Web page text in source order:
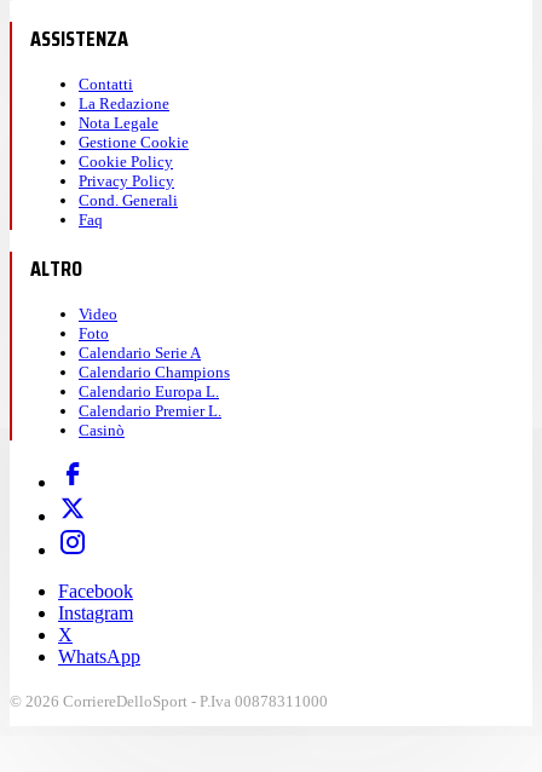
ASSISTENZA
Contatti
La Redazione
Nota Legale
Gestione Cookie
Cookie Policy
Privacy Policy
Cond. Generali
Faq
ALTRO
Video
Foto
Calendario Serie A
Calendario Champions
Calendario Europa L.
Calendario Premier L.
Casinò
Facebook
Instagram
X
WhatsApp
© 2026 CorriereDelloSport - P.Iva 00878311000